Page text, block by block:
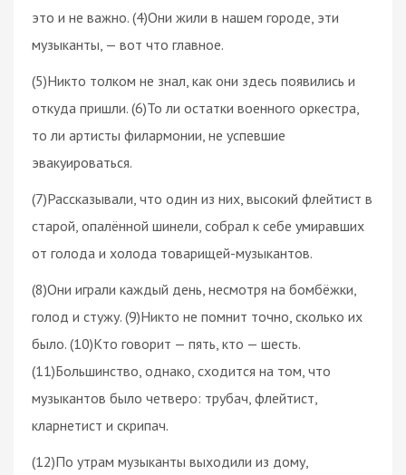
это и не важно. (4)Они жили в нашем городе, эти
музыканты, — вот что главное.
(5)Никто толком не знал, как они здесь появились и
откуда пришли. (6)То ли остатки военного оркестра,
то ли артисты филармонии, не успевшие
эвакуироваться.
(7)Рассказывали, что один из них, высокий флейтист в
старой, опалённой шинели, собрал к себе умиравших
от голода и холода товарищей-музыкантов.
(8)Они играли каждый день, несмотря на бомбёжки,
голод и стужу. (9)Никто не помнит точно, сколько их
было. (10)Кто говорит — пять, кто — шесть.
(11)Большинство, однако, сходится на том, что
музыкантов было четверо: трубач, флейтист,
кларнетист и скрипач.
(12)По утрам музыканты выходили из дому,